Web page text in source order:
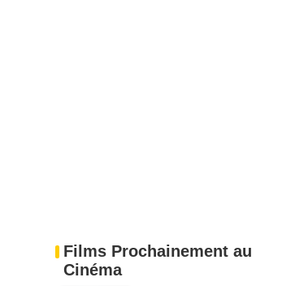
Films Prochainement au
Cinéma